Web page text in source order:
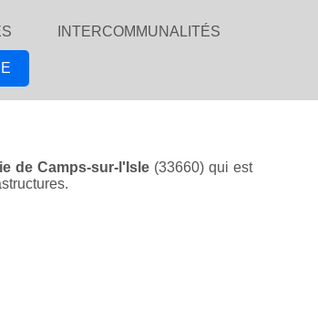
INTERCOMMUNALITÉS
de Camps-sur-l'Isle(33660) qui est